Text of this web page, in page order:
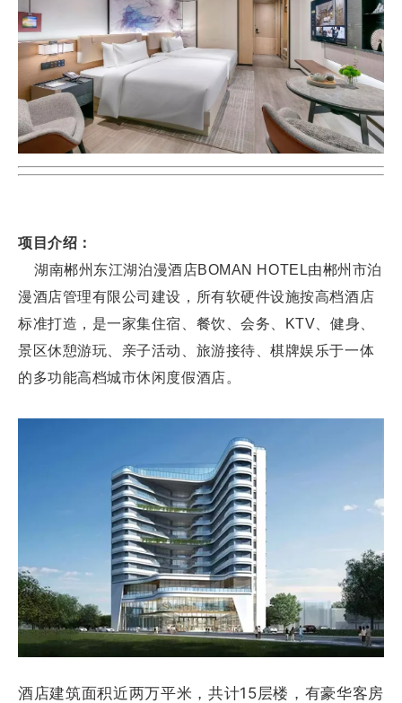
项目介绍：
湖南郴州东江湖泊漫酒店BOMAN HOTEL由郴州市泊
漫酒店管理有限公司建设，所有软硬件设施按高档酒店
标准打造，是一家集住宿、餐饮、会务、KTV、健身、
景区休憩游玩、亲子活动、旅游接待、棋牌娱乐于一体
的多功能高档城市休闲度假酒店。
酒店建筑面积近两万平米，共计15层楼，有豪华客房